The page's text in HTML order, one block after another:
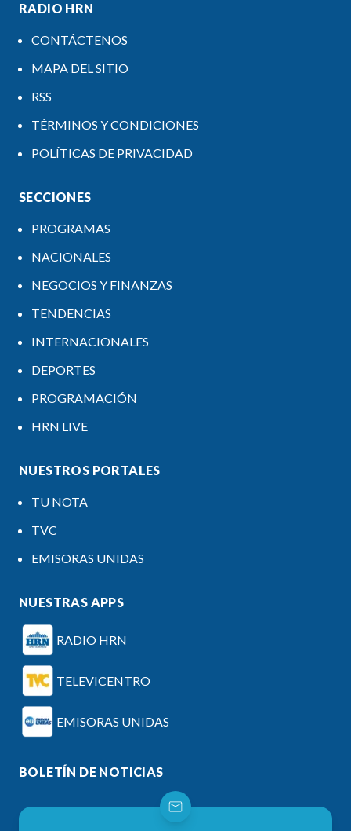
RADIO HRN
CONTÁCTENOS
MAPA DEL SITIO
RSS
TÉRMINOS Y CONDICIONES
POLÍTICAS DE PRIVACIDAD
SECCIONES
PROGRAMAS
NACIONALES
NEGOCIOS Y FINANZAS
TENDENCIAS
INTERNACIONALES
DEPORTES
PROGRAMACIÓN
HRN LIVE
NUESTROS PORTALES
TU NOTA
TVC
EMISORAS UNIDAS
NUESTRAS APPS
RADIO HRN
TELEVICENTRO
EMISORAS UNIDAS
BOLETÍN DE NOTICIAS